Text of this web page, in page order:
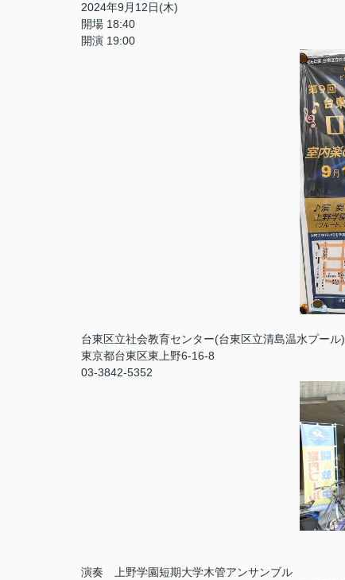
2024年9月12日(木)
開場 18:40
開演 19:00
台東区立社会教育センター(台東区立清島温水プール)
東京都台東区東上野6-16-8
03-3842-5352
演奏 上野学園短期大学木管アンサンブル